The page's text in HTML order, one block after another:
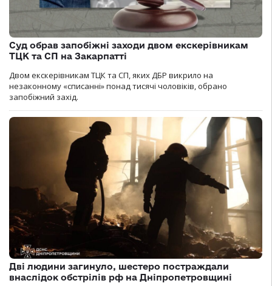
Суд обрав запобіжні заходи двом екскерівникам
ТЦК та СП на Закарпатті
Двом екскерівникам ТЦК та СП, яких ДБР викрило на
незаконному «списанні» понад тисячі чоловіків, обрано
запобіжний захід.
Дві людини загинуло, шестеро постраждали
внаслідок обстрілів рф на Дніпропетровщині